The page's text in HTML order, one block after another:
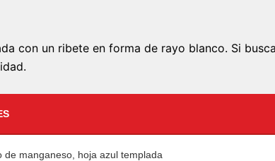
con un ribete en forma de rayo blanco. Si
de manganeso, hoja azul templada